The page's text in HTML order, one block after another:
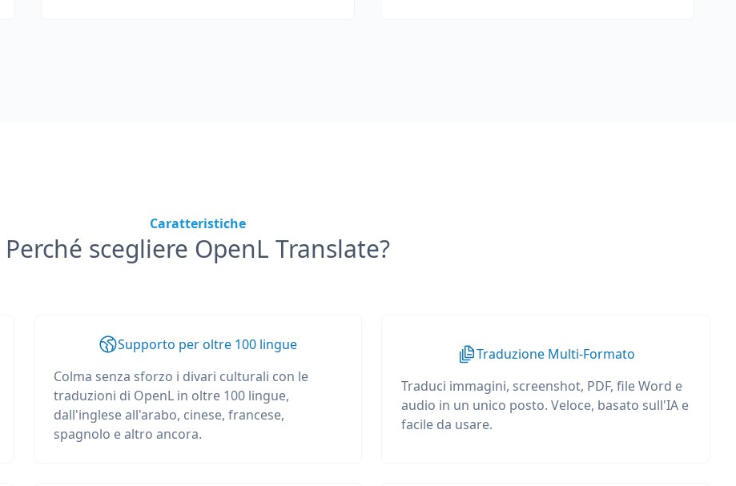
Caratteristiche
Perché scegliere OpenL Translate?
Supporto per oltre 100 lingue
Colma senza sforzo i divari culturali con le
traduzioni di OpenL in oltre 100 lingue,
dall'inglese all'arabo, cinese, francese,
spagnolo e altro ancora.
Traduzione Multi-Formato
Traduci immagini, screenshot, PDF, file Word e
audio in un unico posto. Veloce, basato sull'IA e
facile da usare.